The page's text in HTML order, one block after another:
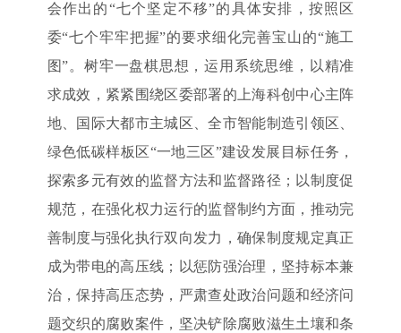
会作出的“七个坚定不移”的具体安排，按照区
委“七个牢牢把握”的要求细化完善宝山的“施工
图”。树牢一盘棋思想，运用系统思维，以精准
求成效，紧紧围绕区委部署的上海科创中心主阵
地、国际大都市主城区、全市智能制造引领区、
绿色低碳样板区“一地三区”建设发展目标任务，
探索多元有效的监督方法和监督路径；以制度促
规范，在强化权力运行的监督制约方面，推动完
善制度与强化执行双向发力，确保制度规定真正
成为带电的高压线；以惩防强治理，坚持标本兼
治，保持高压态势，严肃查处政治问题和经济问
题交织的腐败案件，坚决铲除腐败滋生土壤和条